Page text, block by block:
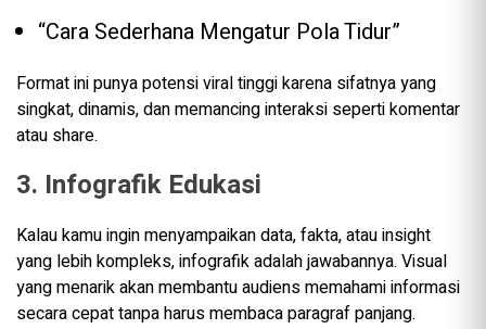
“Cara Sederhana Mengatur Pola Tidur”
Format ini punya potensi viral tinggi karena sifatnya yang
singkat, dinamis, dan memancing interaksi seperti komentar
atau share.
3. Infografik Edukasi
Kalau kamu ingin menyampaikan data, fakta, atau insight
yang lebih kompleks, infografik adalah jawabannya. Visual
yang menarik akan membantu audiens memahami informasi
secara cepat tanpa harus membaca paragraf panjang.